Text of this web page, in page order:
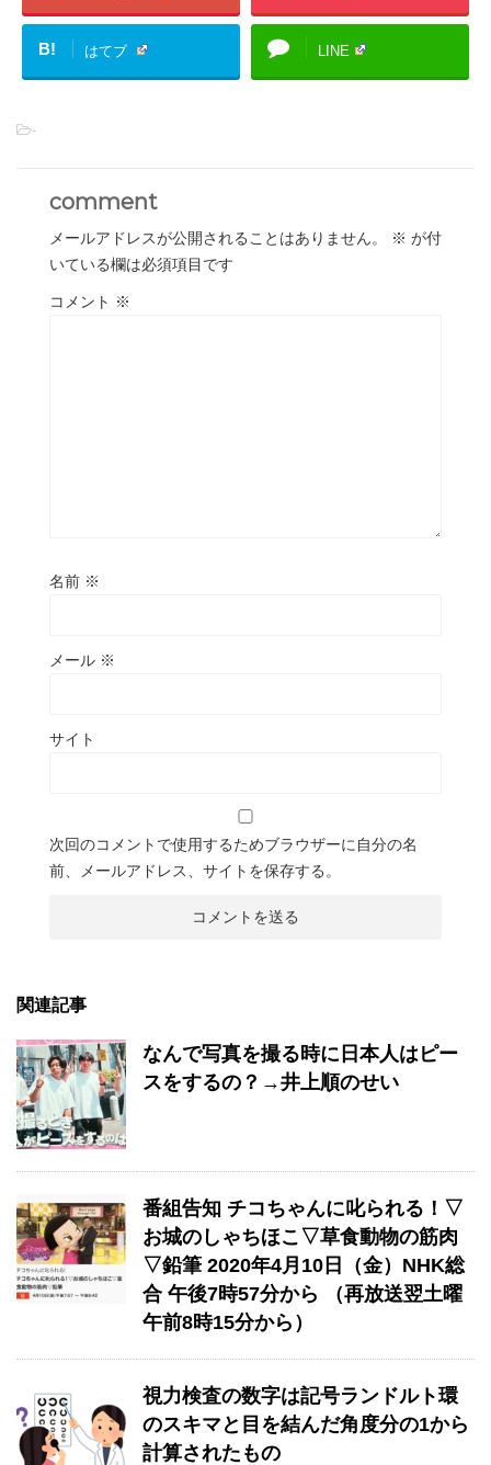
B! はてブ LINE
-
comment
メールアドレスが公開されることはありません。 ※ が付
いている欄は必須項目です
コメント ※
名前 ※
メール ※
サイト
次回のコメントで使用するためブラウザーに自分の名
前、メールアドレス、サイトを保存する。
関連記事
なんで写真を撮る時に日本人はピー
スをするの？→井上順のせい
番組告知 チコちゃんに叱られる！▽
お城のしゃちほこ▽草食動物の筋肉
▽鉛筆 2020年4月10日（金）NHK総
合 午後7時57分から （再放送翌土曜
午前8時15分から）
視力検査の数字は記号ランドルト環
のスキマと目を結んだ角度分の1から
計算されたもの